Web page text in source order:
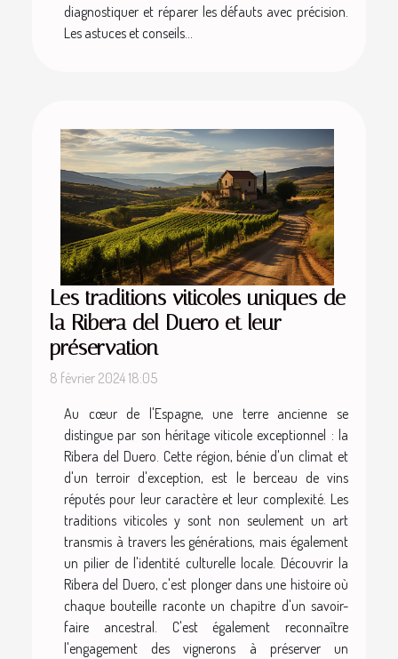
diagnostiquer et réparer les défauts avec précision.
Les astuces et conseils...
Les traditions viticoles uniques de
la Ribera del Duero et leur
préservation
8 février 2024 18:05
Au cœur de l'Espagne, une terre ancienne se
distingue par son héritage viticole exceptionnel : la
Ribera del Duero. Cette région, bénie d'un climat et
d'un terroir d'exception, est le berceau de vins
réputés pour leur caractère et leur complexité. Les
traditions viticoles y sont non seulement un art
transmis à travers les générations, mais également
un pilier de l'identité culturelle locale. Découvrir la
Ribera del Duero, c'est plonger dans une histoire où
chaque bouteille raconte un chapitre d'un savoir-
faire ancestral. C'est également reconnaître
l'engagement des vignerons à préserver un